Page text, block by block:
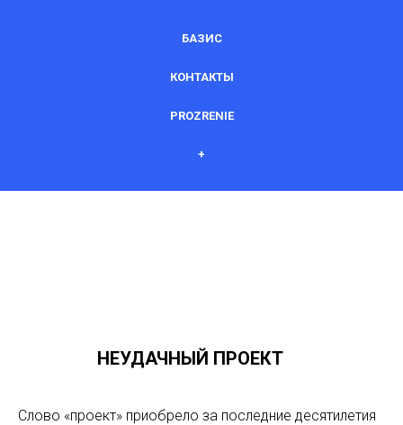
БАЗИС
КОНТАКТЫ
PROZRENIE
+
НЕУДАЧНЫЙ ПРОЕКТ
Слово «проект» приобрело за последние десятилетия